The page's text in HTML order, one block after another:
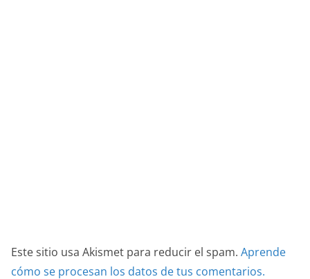
Este sitio usa Akismet para reducir el spam. Aprende
cómo se procesan los datos de tus comentarios.